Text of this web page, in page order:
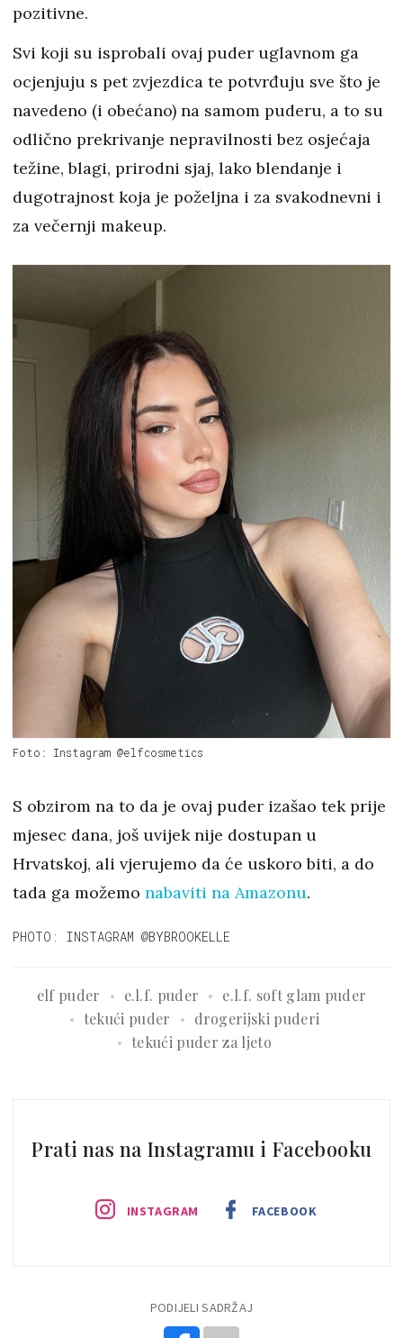
pozitivne.
Svi koji su isprobali ovaj puder uglavnom ga
ocjenjuju s pet zvjezdica te potvrđuju sve što je
navedeno (i obećano) na samom puderu, a to su
odlično prekrivanje nepravilnosti bez osjećaja
težine, blagi, prirodni sjaj, lako blendanje i
dugotrajnost koja je poželjna i za svakodnevni i
za večernji makeup.
Foto: Instagram @elfcosmetics
S obzirom na to da je ovaj puder izašao tek prije
mjesec dana, još uvijek nije dostupan u
Hrvatskoj, ali vjerujemo da će uskoro biti, a do
tada ga možemo nabaviti na Amazonu.
PHOTO: INSTAGRAM @BYBROOKELLE
elf puder e.l.f. puder
e.l.f. soft glam puder
tekući puder
drogerijski puderi
tekući puder za ljeto
Prati nas na Instagramu i Facebooku
INSTAGRAM FACEBOOK
PODIJELI SADRŽAJ